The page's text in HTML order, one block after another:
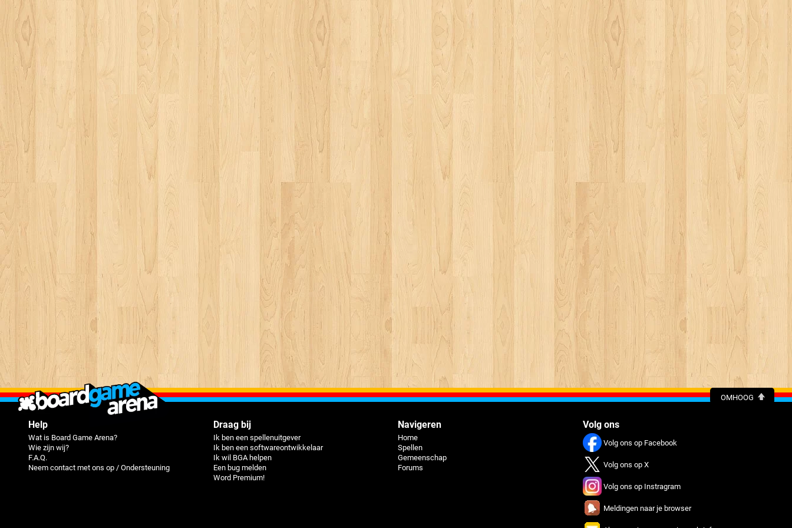
OMHOOG
Help
Wat is Board Game Arena?
Wie zijn wij?
F.A.Q.
Neem contact met ons op / Ondersteuning
Draag bij
Ik ben een spellenuitgever
Ik ben een softwareontwikkelaar
Ik wil BGA helpen
Een bug melden
Word Premium!
Navigeren
Home
Spellen
Gemeenschap
Forums
Volg ons
Volg ons op Facebook
Volg ons op X
Volg ons op Instragram
Meldingen naar je browser